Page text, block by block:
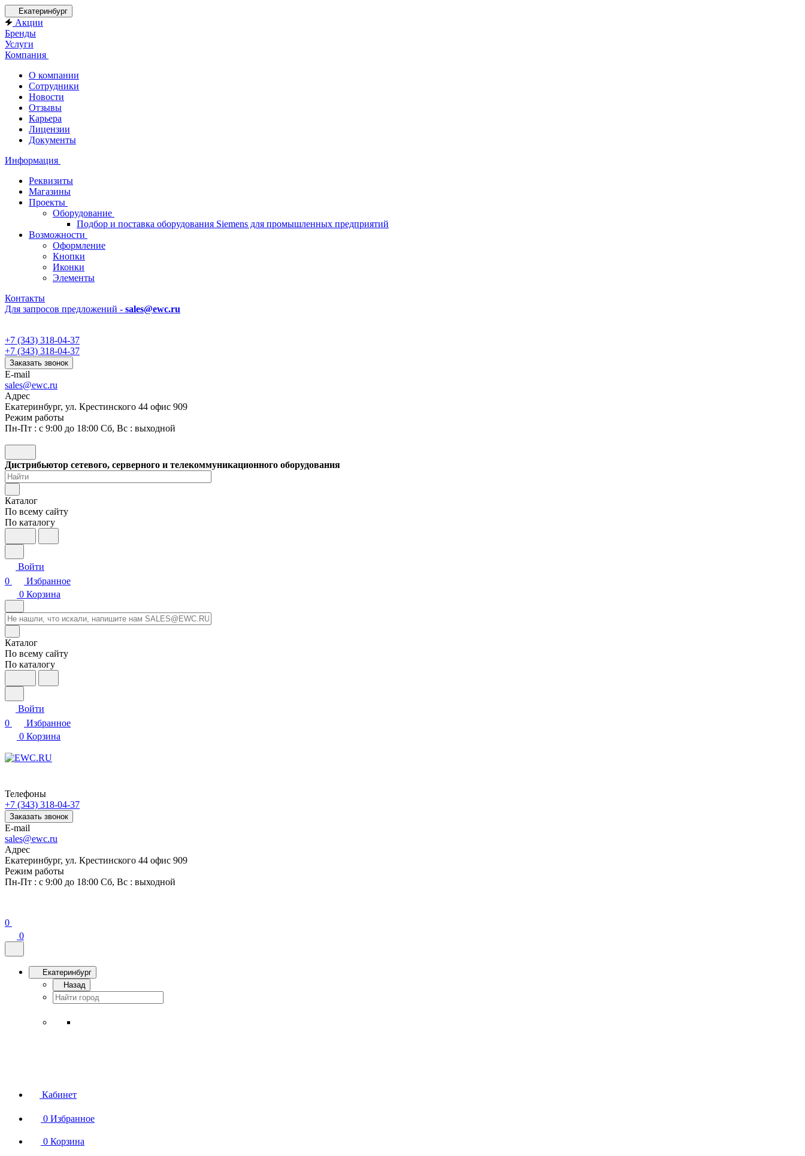
Екатеринбург
Акции
Бренды
Услуги
Компания
О компании
Сотрудники
Новости
Отзывы
Карьера
Лицензии
Документы
Информация
Реквизиты
Магазины
Проекты
Оборудование
Подбор и поставка оборудования Siemens для промышленных предприятий
Возможности
Оформление
Кнопки
Иконки
Элементы
Контакты
Для запросов предложений - sales@ewc.ru
+7 (343) 318-04-37
+7 (343) 318-04-37
Заказать звонок
E-mail
sales@ewc.ru
Адрес
Екатеринбург, ул. Крестинского 44 офис 909
Режим работы
Пн-Пт : с 9:00 до 18:00 Сб, Вс : выходной
Дистрибьютор сетевого, серверного и телекоммуникационного оборудования
Каталог
По всему сайту
По каталогу
Войти
0
Избранное
0 Корзина
Каталог
По всему сайту
По каталогу
Войти
0
Избранное
0 Корзина
Телефоны
+7 (343) 318-04-37
Заказать звонок
E-mail
sales@ewc.ru
Адрес
Екатеринбург, ул. Крестинского 44 офис 909
Режим работы
Пн-Пт : с 9:00 до 18:00 Сб, Вс : выходной
0
0
Екатеринбург
Назад
Кабинет
0 Избранное
0 Корзина